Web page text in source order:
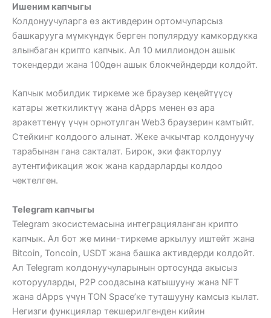
Ишеним капчыгы
Колдонуучуларга өз активдерин ортомчуларсыз
башкарууга мүмкүндүк берген популярдуу камкордукка
алынбаган крипто капчык. Ал 10 миллиондон ашык
токендерди жана 100дөн ашык блокчейндерди колдойт.
Капчык мобилдик тиркеме же браузер кеңейтүүсү
катары жеткиликтүү жана dApps менен өз ара
аракеттенүү үчүн орнотулган Web3 браузерин камтыйт.
Стейкинг колдоого алынат. Жеке ачкычтар колдонуучу
тарабынан гана сакталат. Бирок, эки факторлуу
аутентификация жок жана кардарларды колдоо
чектелген.
Telegram капчыгы
Telegram экосистемасына интеграцияланган крипто
капчык. Ал бот же мини-тиркеме аркылуу иштейт жана
Bitcoin, Toncoin, USDT жана башка активдерди колдойт.
Ал Telegram колдонуучуларынын ортосунда акысыз
которууларды, P2P соодасына катышууну жана NFT
жана dApps үчүн TON Space’ке туташууну камсыз кылат.
Негизги функциялар текшерилгенден кийин